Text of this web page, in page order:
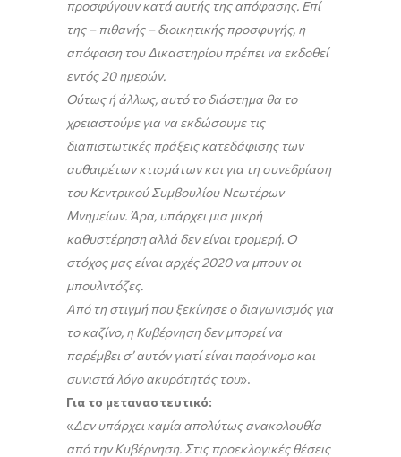
προσφύγουν κατά αυτής της απόφασης. Επί
της – πιθανής – διοικητικής προσφυγής, η
απόφαση του Δικαστηρίου πρέπει να εκδοθεί
εντός 20 ημερών.
Ούτως ή άλλως, αυτό το διάστημα θα το
χρειαστούμε για να εκδώσουμε τις
διαπιστωτικές πράξεις κατεδάφισης των
αυθαιρέτων κτισμάτων και για τη συνεδρίαση
του Κεντρικού Συμβουλίου Νεωτέρων
Μνημείων. Άρα, υπάρχει μια μικρή
καθυστέρηση αλλά δεν είναι τρομερή. Ο
στόχος μας είναι αρχές 2020 να μπουν οι
μπουλντόζες.
Από τη στιγμή που ξεκίνησε ο διαγωνισμός για
το καζίνο, η Κυβέρνηση δεν μπορεί να
παρέμβει σ’ αυτόν γιατί είναι παράνομο και
συνιστά λόγο ακυρότητάς του».
Για το μεταναστευτικό:
«Δεν υπάρχει καμία απολύτως ανακολουθία
από την Κυβέρνηση. Στις προεκλογικές θέσεις